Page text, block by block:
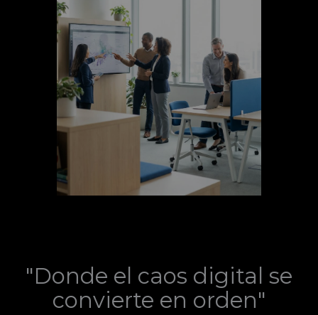
"Donde el caos digital se
convierte en orden"